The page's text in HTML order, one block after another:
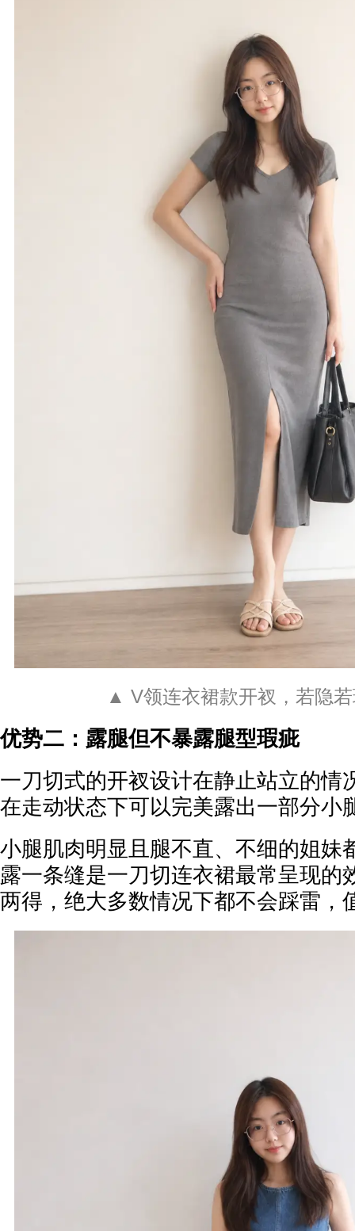
▲ V领连衣裙款开衩，若隐
优势二：露腿但不暴露腿型瑕疵
一刀切式的开衩设计在静止站立的情
在走动状态下可以完美露出一部分小
小腿肌肉明显且腿不直、不细的姐妹
露一条缝是一刀切连衣裙最常呈现的
两得，绝大多数情况下都不会踩雷，